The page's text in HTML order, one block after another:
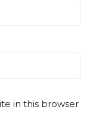
in this browser